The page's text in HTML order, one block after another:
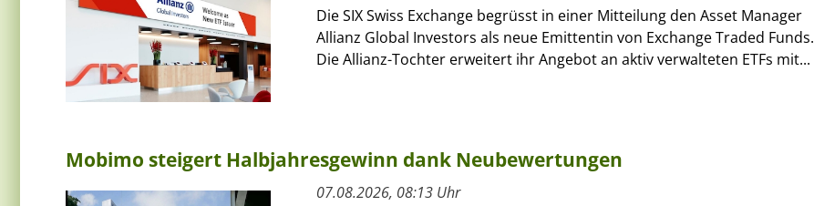
Die SIX Swiss Exchange begrüsst in einer Mitteilung den Asset Manager
Allianz Global Investors als neue Emittentin von Exchange Traded Funds.
Die Allianz-Tochter erweitert ihr Angebot an aktiv verwalteten ETFs mit...
Mobimo steigert Halbjahresgewinn dank Neubewertungen
07.08.2026, 08:13 Uhr